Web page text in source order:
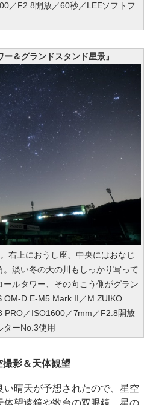
／F2.8開放／60秒／LEEソフトフ
ー＆グランドスタンド星景』
右上におうし座、中央にはおなじ
淡い冬の天の川もしっかり写って
ルタワー、その向こう側がグラン
OM-D E-M5 Mark II／M.ZUIKO
PRO／ISO1600／7mm／F2.8開放
ターNo.3使用
撮影＆天体観望
晴天が予想されたので、星空
体望遠鏡や数台の双眼鏡、星の